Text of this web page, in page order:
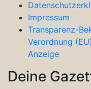
Impressum
Transparenz-
Verordnung
Anzeige
Deine